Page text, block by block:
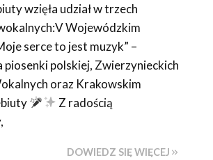
wzięła udział w trzech
Wojewódzkim
serce to jest muzyk” –
polskiej, Zwierzynieckich
oraz Krakowskim
Z radością
DOWIEDZ SIĘ WIĘCEJ